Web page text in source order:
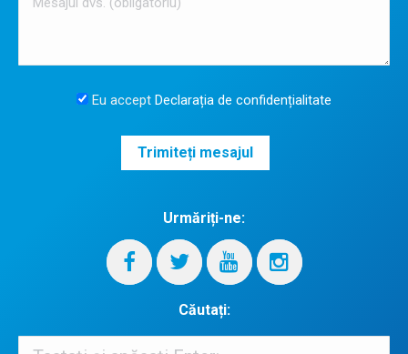
Eu accept Declarația de confidențialitate
Urmăriți-ne:
Căutați:
Căutați: